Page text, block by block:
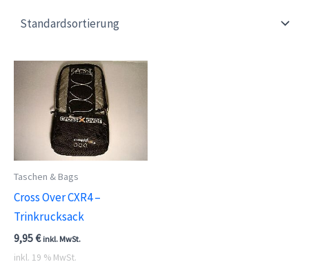
Taschen & Bags
Cross Over CXR4 –
Trinkrucksack
9,95€ inkl. MwSt.
inkl. 19 % MwSt.